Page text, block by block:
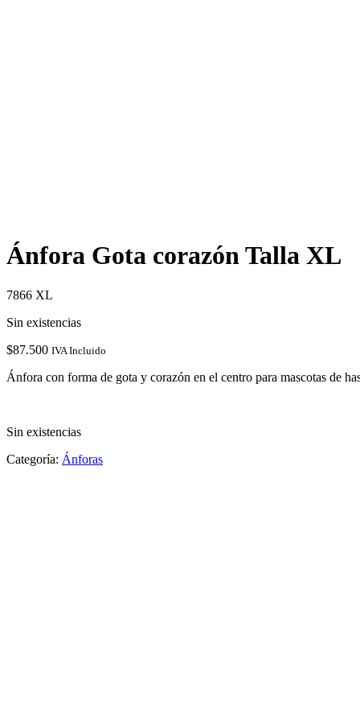
Ánfora Gota corazón Talla XL
7866 XL
Sin existencias
$87.500 IVA Incluido
Ánfora con forma de gota y corazón en el centro para mascotas de
Sin existencias
Categoría: Ánforas